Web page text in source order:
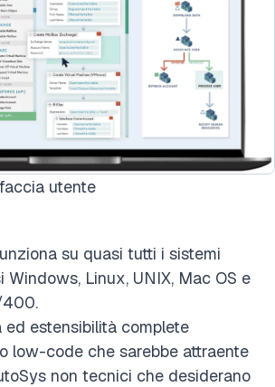
utente
su quasi tutti i sistemi
Windows, Linux, UNIX, Mac OS e
400.
ed estensibilità complete
low-code che sarebbe attraente
non tecnici che desiderano